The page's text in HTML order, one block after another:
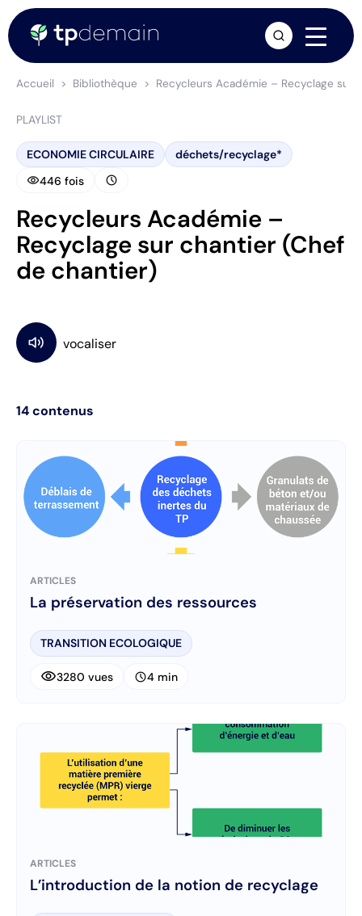
Accueil Bibliothèque Recycleurs Académie – Recyclage sur
PLAYLIST
ECONOMIE CIRCULAIRE déchets/recyclage*
visibility446 fois schedule
Recycleurs Académie –
Recyclage sur chantier (Chef
de chantier)
14contenus
ARTICLES
La préservation des ressources
TRANSITION ECOLOGIQUE
visibility3280 vues schedule4 min
ARTICLES
L’introduction de la notion de recyclage
arrow_forward